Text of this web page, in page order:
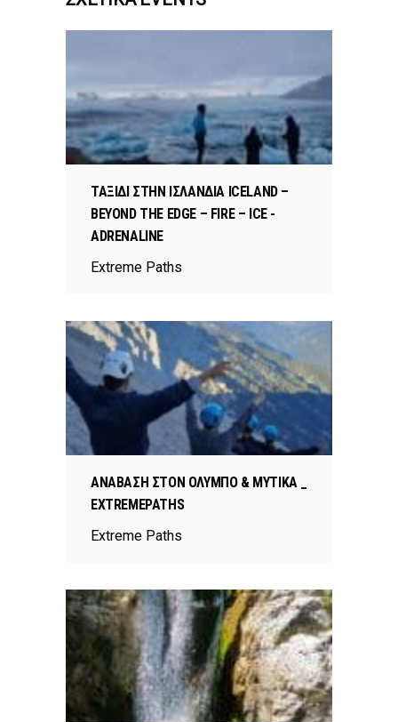
ΤΑΞΙΔΙ ΣΤΗΝ ΙΣΛΑΝΔΙΑ ICELAND –
BEYOND THE EDGE – FIRE – ICE -
ADRENALINE
Extreme Paths
ΑΝΆΒΑΣΗ ΣΤΟΝ ΌΛΥΜΠΟ & ΜΎΤΙΚΑ _
EXTREMEPATHS
Extreme Paths